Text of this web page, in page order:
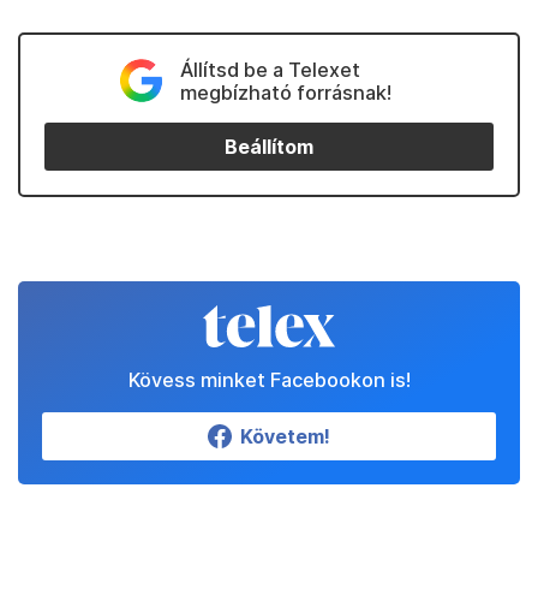
Állítsd be a Telexet
megbízható forrásnak!
Beállítom
Kövess minket Facebookon is!
Követem!